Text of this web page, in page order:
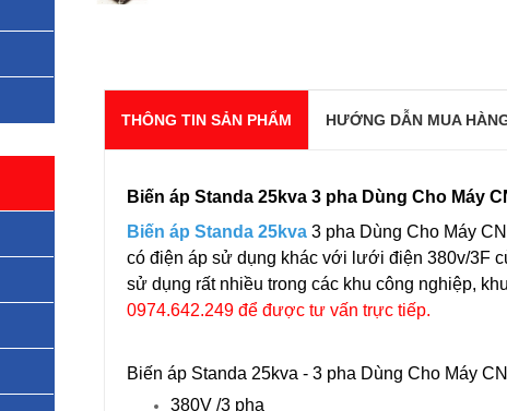
THÔNG TIN SẢN PHẨM HƯỚNG DẪN MUA
Biến áp Standa 25kva 3 pha Dùng Cho Máy
Biến áp Standa 25kva 3 pha Dùng Cho Máy
có điện áp sử dụng khác với lưới điện 380v/3F
sử dụng rất nhiều trong các khu công nghiệp,
0974.642.249 để được tư vấn trực tiếp.
Biến áp Standa 25kva - 3 pha Dùng Cho Máy
380V /3 pha